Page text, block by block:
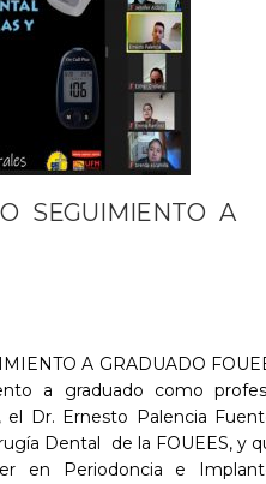
SEGUIMIENTO A
A GRADUADO
a graduado como
Dr. Ernesto Palencia
Dental de la FOUEES, y
en Periodoncia e